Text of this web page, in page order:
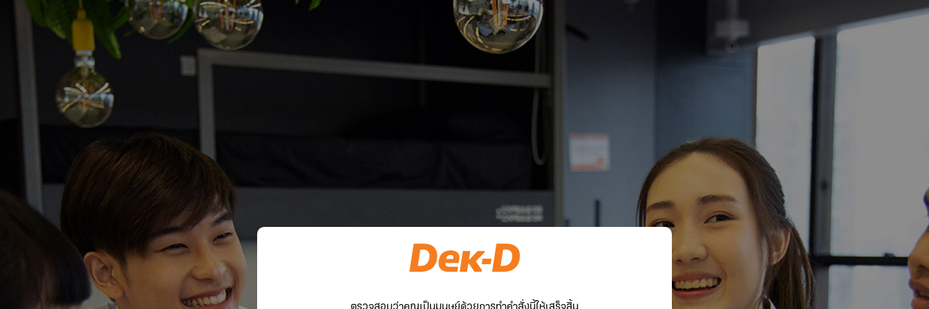
ตรวจสอบว่าคุณเป็นมนุษย์ด้วยการทำคำสั่งนี้ให้เสร็จสิ้น